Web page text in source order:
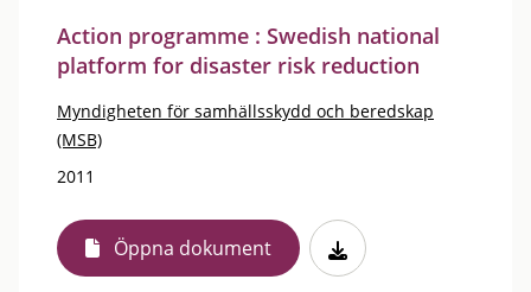
Action programme : Swedish national
platform for disaster risk reduction
Myndigheten för samhällsskydd och beredskap
(MSB)
2011
Öppna dokument